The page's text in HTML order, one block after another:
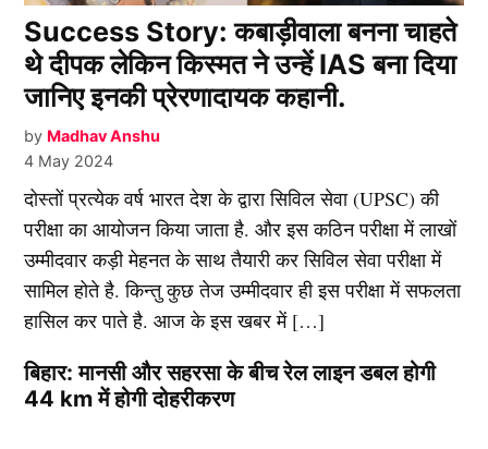
Success Story: कबाड़ीवाला बनना चाहते
थे दीपक लेकिन किस्मत ने उन्हें IAS बना दिया
जानिए इनकी प्रेरणादायक कहानी.
by Madhav Anshu
4 May 2024
दोस्तों प्रत्येक वर्ष भारत देश के द्वारा सिविल सेवा (UPSC) की
परीक्षा का आयोजन किया जाता है. और इस कठिन परीक्षा में लाखों
उम्मीदवार कड़ी मेहनत के साथ तैयारी कर सिविल सेवा परीक्षा में
सामिल होते है. किन्तु कुछ तेज उम्मीदवार ही इस परीक्षा में सफलता
हासिल कर पाते है. आज के इस खबर में […]
बिहार: मानसी और सहरसा के बीच रेल लाइन डबल होगी
44 km में होगी दोहरीकरण